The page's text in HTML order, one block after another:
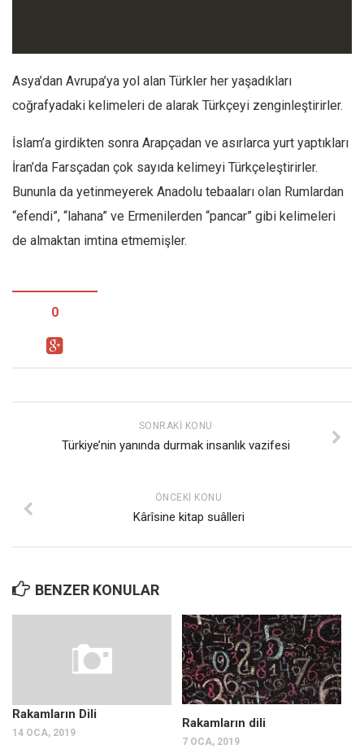
Editörden
Kemal Özer
Mahmut Toptaş
Yvonne Ridley
Hasanali Yıldırım
Leyla Şerif Emin
Amina S. Jenenkovic
Tüm Sayılar
Kategoriler
Kültür Sanat
7 soruda bu hafta
Asya’dan Avrupa’ya yol alan Türkler her yaşadıkları
coğrafyadaki kelimeleri de alarak Türkçeyi zenginleştirirler.
İslam’a girdikten sonra Arapçadan ve asırlarca yurt yaptıkları
İran’da Farsçadan çok sayıda kelimeyi Türkçeleştirirler.
Bununla da yetinmeyerek Anadolu tebaaları olan Rumlardan
“efendi”, “lahana” ve Ermenilerden “pancar” gibi kelimeleri
de almaktan imtina etmemişler.
0
SONRAKI KONU
Türkiye’nin yanında durmak insanlık vazifesi
ÖNCEKI KONU
Kârîsine kitap suâlleri
BENZER KONULAR
Rakamların Dili
14 OCA, 2019
Rakamların dili
7 OCA, 2019